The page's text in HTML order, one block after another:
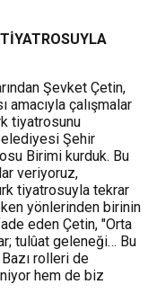
Şevket Çetin,
amacıyla çalışmalar
tiyatrosunu
Şehir
Birimi kurduk. Bu
veriyoruz,
tiyatrosuyla tekrar
yönlerinden birinin
eden Çetin, "Orta
tulûat geleneği… Bu
rolleri de
hem de biz